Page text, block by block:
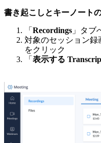
書き起こしとキーノート
「 Recordings 」タブ
対象のセッション録
をクリック
「 表示する